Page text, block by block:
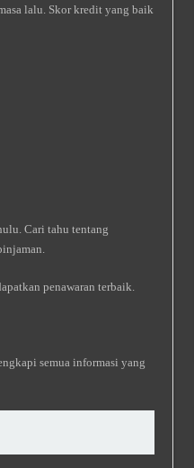
lalu. Skor kredit yang baik
Cari tahu tentang
penawaran terbaik.
semua informasi yang